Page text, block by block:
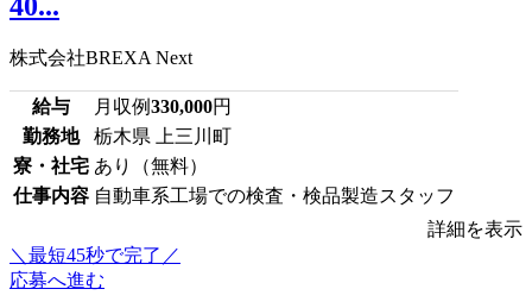
株式会社BREXA Next
給与 月収例330,000円
勤務地
栃木県 上三川町
寮・社宅 あり（無料）
仕事内容 自動車系工場での検査・検品製造スタッフ
詳細を表示
＼最短45秒で完了／
応募へ進む